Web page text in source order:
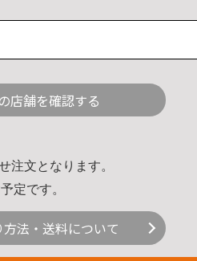
店舗を確認する
注文となります。
定です。
法・送料について